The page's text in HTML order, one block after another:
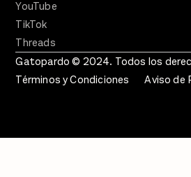
YouTube
TikTok
Threads
Gatopardo © 2024. Todos los
Términos y Condiciones
Aviso de